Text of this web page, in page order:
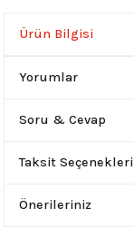
Ürün Bilgisi
Yorumlar
Soru & Cevap
Taksit Seçenekleri
Önerileriniz